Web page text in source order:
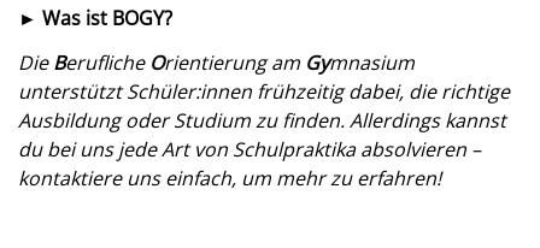
► Was ist BOGY?
DieBerufliche Orientierung am Gymnasium
unterstützt Schüler:innen frühzeitig dabei, die richtige
Ausbildung oder Studium zu finden. Allerdings kannst
du bei uns jede Art von Schulpraktika absolvieren –
kontaktiere uns einfach, um mehr zu erfahren!